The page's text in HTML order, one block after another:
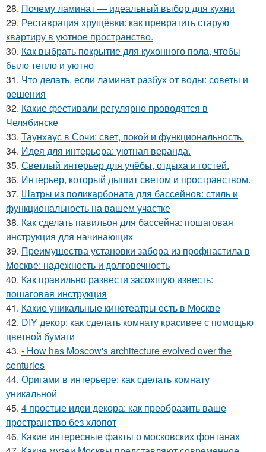
28. Почему ламинат — идеальный выбор для кухни
29. Реставрация хрущёвки: как превратить старую
квартиру в уютное пространство.
30. Как выбрать покрытие для кухонного пола, чтобы
было тепло и уютно
31. Что делать, если ламинат разбух от воды: советы и
решения
32. Какие фестивали регулярно проводятся в
Челябинске
33. Таунхаус в Сочи: свет, покой и функциональность.
34. Идея для интерьера: уютная веранда.
35. Светлый интерьер для учёбы, отдыха и гостей.
36. Интерьер, который дышит светом и пространством.
37. Шатры из поликарбоната для бассейнов: стиль и
функциональность на вашем участке
38. Как сделать павильон для бассейна: пошаговая
инструкция для начинающих
39. Преимущества установки забора из профнастила в
Москве: надежность и долговечность
40. Как правильно развести засохшую известь:
пошаговая инструкция
41. Какие уникальные кинотеатры есть в Москве
42. DIY декор: как сделать комнату красивее с помощью
цветной бумаги
43. - How has Moscow's architecture evolved over the
centuries
44. Оригами в интерьере: как сделать комнату
уникальной
45. 4 простые идеи декора: как преобразить ваше
пространство без хлопот
46. Какие интересные факты о московских фонтанах